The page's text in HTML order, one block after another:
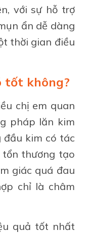
với sự hỗ trợ
ẩn dễ dàng
thời gian điều
tốt không?
chị em quan
pháp lăn kim
đầu kim có tác
tổn thương tạo
giác quá đau
chỉ là châm
quả tốt nhất